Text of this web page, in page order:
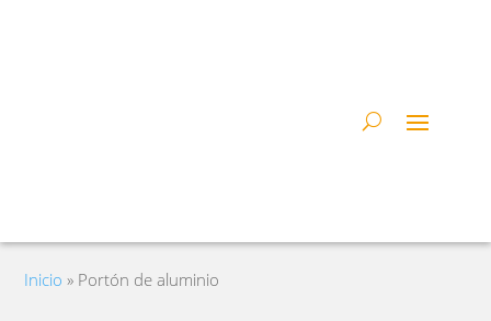
Inicio » Portón de aluminio